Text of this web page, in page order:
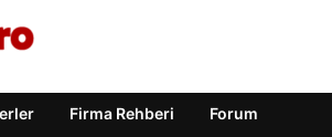
Firma Rehberi Forum